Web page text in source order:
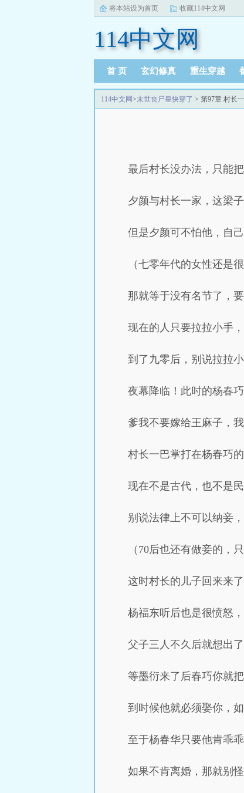
将本站设为首页 收藏114中文网
114中文网
首 页 玄幻修真 重生穿越
114中文网>末世丧尸皇快穿了 > 第97章 村长
最后村长没办法，只能
夕颜与村长一家，这梁
但是夕颜可不怕他，
（七零年代的女性还是
那就等于没有名节了，
现在的人只要拉拉小手
到了九零后，别说拉拉
夜幕降临！此时的杨春
爹我不要嫁给王麻子，
村长一巴掌打在杨春巧
现在不是古代，也不
别说法律上不可以纳妾
（70后也还有做妾的，
这时村长的儿子回来来
杨福东听后也是很愤怒
父子三人不久后就想出
等墨衍来了后春巧你就
到时候他就必须娶你，
至于杨春华只要他肯乖
如果不肯离婚，那就